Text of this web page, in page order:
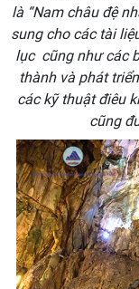
là “Nam châu đệ
sung cho các tài
lục cũng như các
thành và phát
các kỹ thuật điêu
cũng